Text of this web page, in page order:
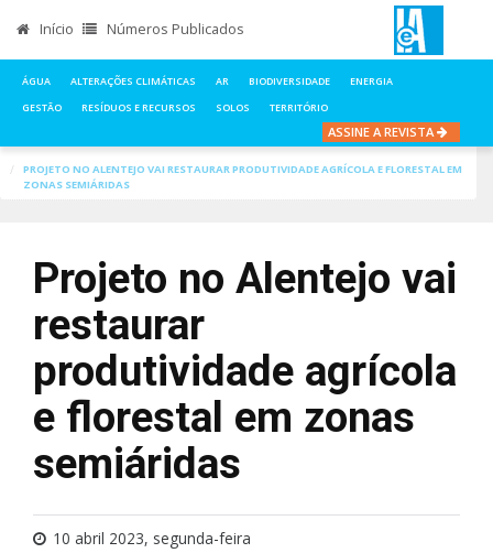
Início Números Publicados
ÁGUA ALTERAÇÕES CLIMÁTICAS AR BIODIVERSIDADE
ENERGIA
GESTÃO
RESÍDUOS E RECURSOS SOLOS TERRITÓRIO
ASSINE A REVISTA
PROJETO NO ALENTEJO VAI RESTAURAR PRODUTIVIDADE AGRÍCOLA E FLORESTAL EM
ZONAS SEMIÁRIDAS
Projeto no Alentejo vai
restaurar
produtividade agrícola
e florestal em zonas
semiáridas
10 abril 2023, segunda-feira